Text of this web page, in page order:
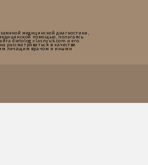
медицинской диагностики,
помощью, полагаясь
dietolog.vlasnyuk.com и его
рассматриваться в качестве
лечащим врачом и иными